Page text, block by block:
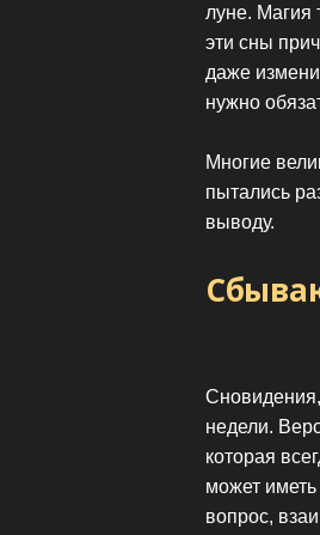
луне. Магия
эти сны
даже
нужно
Многие
пытались
выводу.
недели.
которая
может
вопрос,